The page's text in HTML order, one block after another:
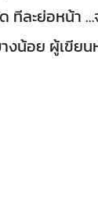
ด ทีละย่อหน้
งน้อย ผู้เขีย